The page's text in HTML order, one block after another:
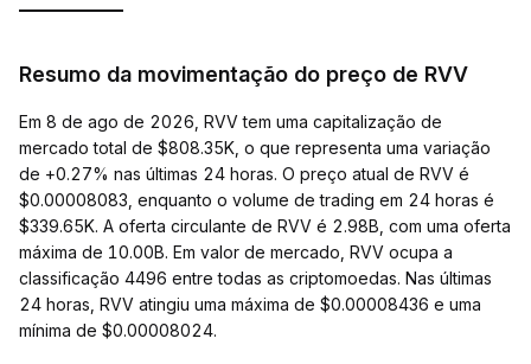
Resumo da movimentação do preço de RVV
Em 8 de ago de 2026, RVV tem uma capitalização de
mercado total de $808.35K, o que representa uma variação
de +0.27% nas últimas 24 horas. O preço atual de RVV é
$0.00008083, enquanto o volume de trading em 24 horas é
$339.65K. A oferta circulante de RVV é 2.98B, com uma oferta
máxima de 10.00B. Em valor de mercado, RVV ocupa a
classificação 4496 entre todas as criptomoedas. Nas últimas
24 horas, RVV atingiu uma máxima de $0.00008436 e uma
mínima de $0.00008024.